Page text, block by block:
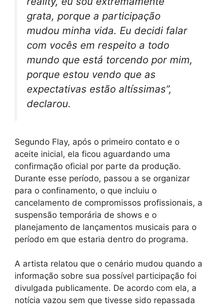
grata, porque a participação
mudou minha vida. Eu decidi falar
com vocês em respeito a todo
mundo que está torcendo por mim,
porque estou vendo que as
expectativas estão altíssimas”,
declarou.
Segundo Flay, após o primeiro contato e o
aceite inicial, ela ficou aguardando uma
confirmação oficial por parte da produção.
Durante esse período, passou a se organizar
para o confinamento, o que incluiu o
cancelamento de compromissos profissionais, a
suspensão temporária de shows e o
planejamento de lançamentos musicais para o
período em que estaria dentro do programa.
A artista relatou que o cenário mudou quando a
informação sobre sua possível participação foi
divulgada publicamente. De acordo com ela, a
notícia vazou sem que tivesse sido repassada